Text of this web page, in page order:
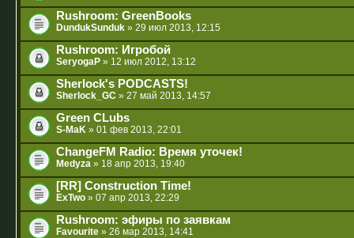
Rushroom: GreenBooks
DundukSunduk » 29 июл 2013, 12:15
Rushroom: Игробой
SeryogaP » 12 июл 2012, 13:12
Sherlock's PODCASTS!
Sherlock_GC » 27 май 2013, 14:57
Green CLubs
S-MaK » 01 фев 2013, 22:01
ChangeFM Radio: Время уточек!
Medyza » 18 апр 2013, 19:40
[RR] Construction Time!
ExTwo » 07 апр 2013, 22:29
Rushroom: эфиры по заявкам
Favourite » 26 мар 2013, 14:41